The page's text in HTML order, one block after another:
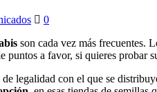
0
son cada vez más frecuentes.
puntos a favor, si quieres probar
legalidad con el que se